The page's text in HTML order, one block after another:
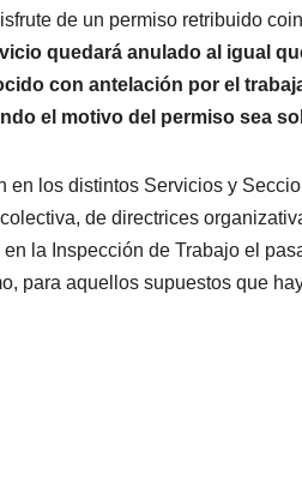
de un permiso retribuido
quedará anulado al igual
con antelación por el
el motivo del permiso sea
en los distintos Servicios y
de directrices
la Inspección de Trabajo el
para aquellos supuestos que